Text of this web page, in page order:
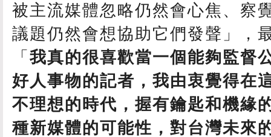
被主流媒體忽略仍然會心焦、察
議題仍然會想協助它們發聲」，
「 我真的很喜歡當一個能夠監督
好人事物的記者，我由衷覺得在
不理想的時代，握有鑰匙和機緣
種新媒體的可能性，對台灣未來